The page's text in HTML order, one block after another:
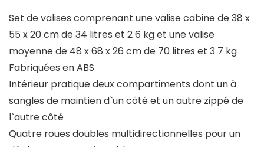
Set de valises comprenant une valise cabine de 38 x
55 x 20 cm de 34 litres et 2 6 kg et une valise
moyenne de 48 x 68 x 26 cm de 70 litres et 3 7 kg
Fabriquées en ABS
Intérieur pratique deux compartiments dont un à
sangles de maintien d`un côté et un autre zippé de
l`autre côté
Quatre roues doubles multidirectionnelles pour un